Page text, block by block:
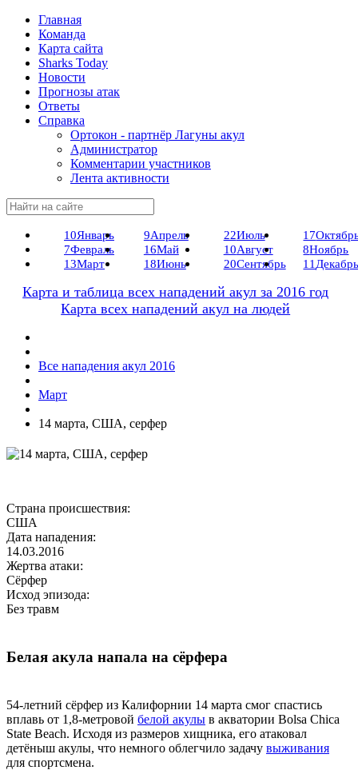
Главная
Команда
Карта сайта
Sharks Today
Новости
Прогнозы атак
Ответы
Справка
Ортокон - партнёр Лагуны акул
Администратор
Комментарии участников
Лента активности
10Январь
7Февраль
13Март
9Апрель
16Май
18Июнь
22Июль
10Август
20Сентябрь
17
8Ноябрь
11
Карта и таблица всех нападений акул за 2016 год
Карта всех нападений акул на людей
Все нападения акул 2016
Март
14 марта, США, серфер
Страна происшествия:
США
Дата нападения:
14.03.2016
Жертва атаки:
Сёрфер
Исход эпизода:
Без травм
Белая акула напала на сёрфера
54-летний сёрфер из Калифорнии 14 марта смог спастись
вплавь от 1,8-метровой белой акулы в акватории Bolsa Chica
State Beach. Исходя из размеров хищника, его атаковал
детёныш акулы, что немного облегчило задачу выживания
для спортсмена.